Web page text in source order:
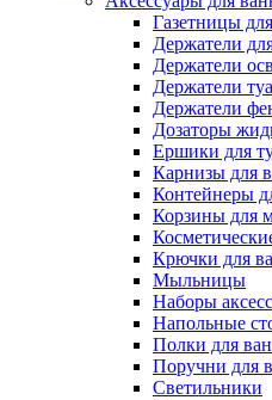
Газетницы
Держатели
Держатели
Держатели
Держатели
Дозаторы
Ершики для
Карнизы для
Контейнеры
Корзины для
Крючки для
Мыльницы
Наборы
Напольные
Полки для
Поручни для
Светильники